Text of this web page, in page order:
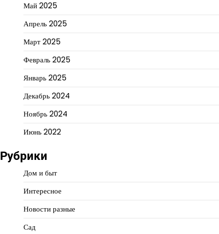
Май 2025
Апрель 2025
Март 2025
Февраль 2025
Январь 2025
Декабрь 2024
Ноябрь 2024
Июнь 2022
Рубрики
Дом и быт
Интересное
Новости разные
Сад